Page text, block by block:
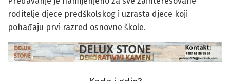
roditelje djece predškolskog i uzrasta djece koji
pohađaju prvi razred osnovne škole.